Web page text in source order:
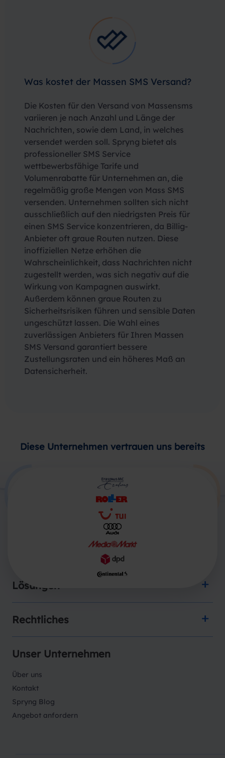
Was kostet der Massen SMS Versand?
Die Kosten für den Versand von Massensms
variieren je nach Anzahl und Länge der
Nachrichten, sowie dem Land, in welches
versendet werden soll. Spryng bietet als
professioneller SMS Service
wettbewerbsfähige Tarife und
Volumenrabatte für Unternehmen an, die
regelmäßig große Mengen von Mass SMS
versenden. Unternehmen sollten sich nicht
ausschließlich auf den niedrigsten Preis für
einen SMS Service konzentrieren, da Billig-
Anbieter oft graue Routen nutzen. Diese
inoffiziellen Netze erhöhen die
Wahrscheinlichkeit, dass Nachrichten nicht
zugestellt werden, was sich negativ auf die
Wirkung von Kampagnen auswirkt.
Außerdem können graue Routen zu
Sicherheitsrisiken führen und sensible Daten
ungeschützt lassen. Die Wahl eines
zuverlässigen Anbieters für Ihren Massen
SMS Versand garantiert bessere
Zustellungsraten und ein höheres Maß an
Datensicherheit.
Diese Unternehmen vertrauen uns bereits
Lösungen
Rechtliches
Unser Unternehmen
Über uns
Kontakt
Spryng Blog
Angebot anfordern